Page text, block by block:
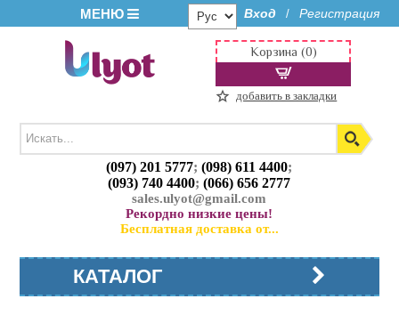
МЕНЮ Вход / Регистрация
(097) 201 5777;(098) 611 4400;
(093) 740 4400;(066) 656 2777
sales.ulyot@gmail.com
Рекордно низкие цены!
Бесплатная доставка от...
Корзина (0)
добавить в закладки
КАТАЛОГ